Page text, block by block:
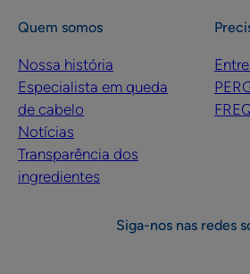
Quem somos
Nossa história
Especialista em queda
de cabelo
Notícias
Transparência dos
ingredientes
Siga-nos nas redes